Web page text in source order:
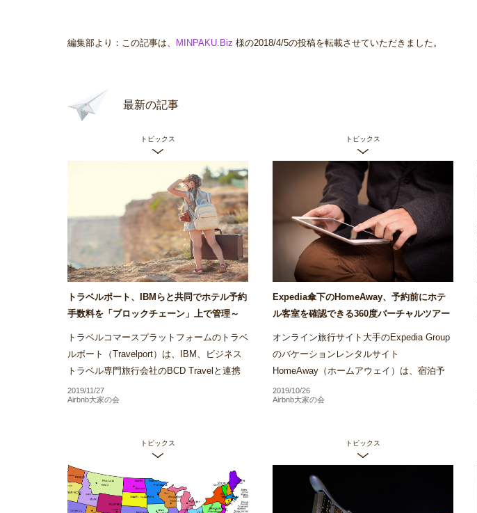
編集部より：この記事は、 MINPAKU.Biz 様の2018/4/5の投稿を転載させていただきました。
最新の記事
トピックス
トラベルポート、IBMらと共同でホテル予約
手数料を「ブロックチェーン」上で管理～
トラベルコマースプラットフォームのトラベ
ルポート（Travelport）は、IBM、ビジネス
トラベル専門旅行会社のBCD Travelと連携
し、ブロックチェーンを活用したホテル予約
手数料の管理プラット...
2019/11/27
Airbnb大家の会
トピックス
Expedia傘下のHomeAway、予約前にホテ
ル客室を確認できる360度バーチャルツアー
の運用をバリでローンチ～Airstair
オンライン旅行サイト大手のExpedia Group
のバケーションレンタルサイト
HomeAway（ホームアウェイ）は、宿泊予
約を行う前にホテル客室内を360度確認でき
るバーチャルツアーの運用をバリでス...
2019/10/26
Airbnb大家の会
トピックス トピックス